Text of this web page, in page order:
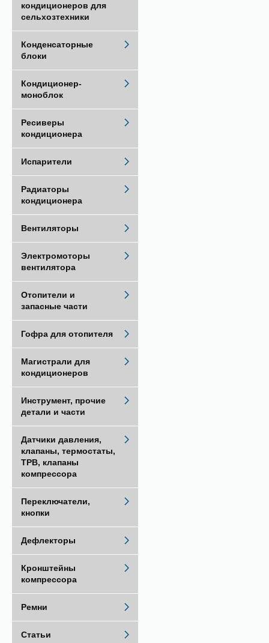
кондиционеров для
сельхозтехники
Конденсаторные
блоки
Кондиционер-
моноблок
Ресиверы
кондиционера
Испарители
Радиаторы
кондиционера
Вентиляторы
Электромоторы
вентилятора
Отопители и
запасные части
Гофра для отопителя
Магистрали для
кондиционеров
Инструмент, прочие
детали и части
Датчики давления,
клапаны, термостаты,
ТРВ, клапаны
компрессора
Переключатели,
кнопки
Дефлекторы
Кронштейны
компрессора
Ремни
Статьи